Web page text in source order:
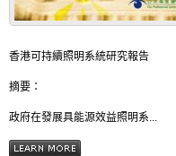
香港可持續照明系統研究報告
摘要：
政府在發展具能源效益照明系...